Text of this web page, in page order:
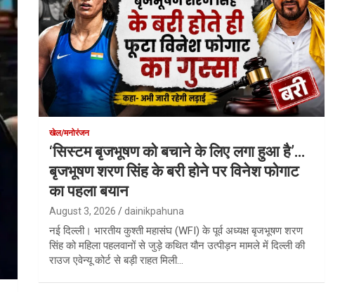
खेल/मनोरंजन
‘सिस्टम बृजभूषण को बचाने के लिए लगा हुआ है’…
बृजभूषण शरण सिंह के बरी होने पर विनेश फोगाट
का पहला बयान
August 3, 2026 dainikpahuna
नई दिल्ली। भारतीय कुश्ती महासंघ (WFI) के पूर्व अध्यक्ष बृजभूषण शरण
सिंह को महिला पहलवानों से जुड़े कथित यौन उत्पीड़न मामले में दिल्ली की
राउज एवेन्यू कोर्ट से बड़ी राहत मिली…